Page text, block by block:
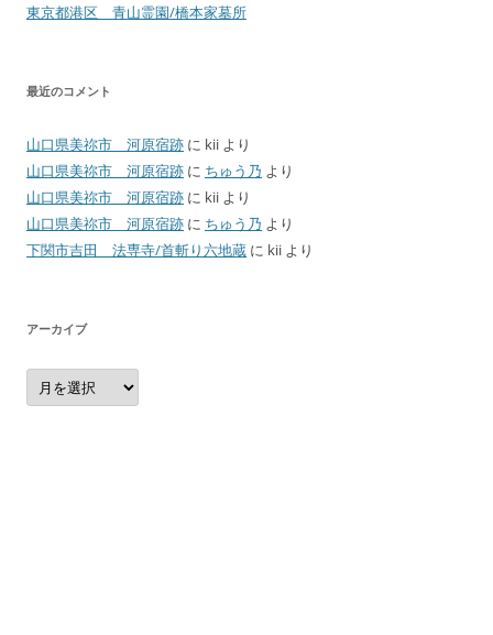
東京都港区 青山霊園/橋本家墓所
最近のコメント
山口県美祢市 河原宿跡 に kii より
山口県美祢市 河原宿跡 に ちゅう乃 より
山口県美祢市 河原宿跡 に kii より
山口県美祢市 河原宿跡 に ちゅう乃 より
下関市吉田 法専寺/首斬り六地蔵 に kii より
アーカイブ
ア
ー
カ